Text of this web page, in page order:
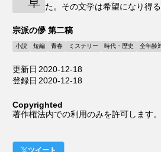
た。その文学は希望になり得る
宗派の儚 第二稿
小説 短編 青春 ミステリー 時代・歴史 全年齢
更新日 2020-12-18
登録日 2020-12-18
Copyrighted
著作権法内での利用のみを許可します。
ツイート